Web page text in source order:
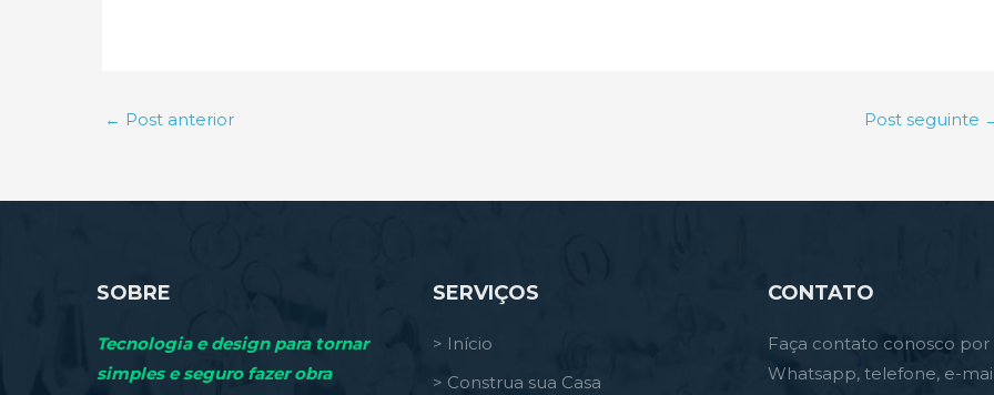
← Post anterior Post seguinte
SOBRE
Tecnologia e design para tornar
simples e seguro fazer obra
SERVIÇOS
> Início
> Construa sua Casa
CONTATO
Faça contato conosco por
Whatsapp, telefone, e-